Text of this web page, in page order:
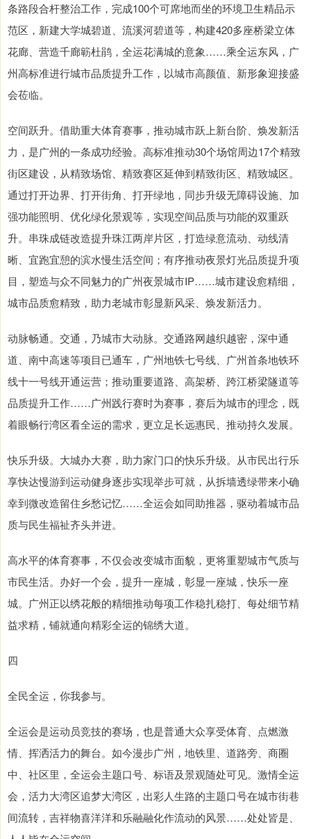
条路段合杆整治工作，完成100个可席地而坐的环境卫生精品示
范区，新建大学城碧道、流溪河碧道等，构建420多座桥梁立体
花廊、营造千廊簕杜鹃，全运花满城的意象……乘全运东风，广
州高标准进行城市品质提升工作，以城市高颜值、新形象迎接盛
会莅临。
空间跃升。借助重大体育赛事，推动城市跃上新台阶、焕发新活
力，是广州的一条成功经验。高标准推动30个场馆周边17个精致
街区建设，从精致场馆、精致赛区延伸到精致街区、精致城区。
通过打开边界、打开街角、打开绿地，同步升级无障碍设施、加
强功能照明、优化绿化景观等，实现空间品质与功能的双重跃
升。串珠成链改造提升珠江两岸片区，打造绿意流动、动线清
晰、宜跑宜憩的滨水慢生活空间；有序推动夜景灯光品质提升项
目，塑造与众不同魅力的广州夜景城市IP……城市建设愈精细，
城市品质愈精致，助力老城市彰显新风采、焕发新活力。
动脉畅通。交通，乃城市大动脉。交通路网越织越密，深中通
道、南中高速等项目已通车，广州地铁七号线、广州首条地铁环
线十一号线开通运营；推动重要道路、高架桥、跨江桥梁隧道等
品质提升工作……广州践行赛时为赛事，赛后为城市的理念，既
着眼畅行湾区看全运的需求，更立足长远惠民、推动持久发展。
快乐升级。大城办大赛，助力家门口的快乐升级。从市民出行乐
享快达慢游到运动健身逐步实现举步可就，从拆墙透绿带来小确
幸到微改造留住乡愁记忆……全运会如同助推器，驱动着城市品
质与民生福祉齐头并进。
高水平的体育赛事，不仅会改变城市面貌，更将重塑城市气质与
市民生活。办好一个会，提升一座城，彰显一座城，快乐一座
城。广州正以绣花般的精细推动每项工作稳扎稳打、每处细节精
益求精，铺就通向精彩全运的锦绣大道。
四
全民全运，你我参与。
全运会是运动员竞技的赛场，也是普通大众享受体育、点燃激
情、挥洒活力的舞台。如今漫步广州，地铁里、道路旁、商圈
中、社区里，全运会主题口号、标语及景观随处可见。激情全运
会，活力大湾区追梦大湾区，出彩人生路的主题口号在城市街巷
间流转，吉祥物喜洋洋和乐融融化作流动的风景……处处皆是、